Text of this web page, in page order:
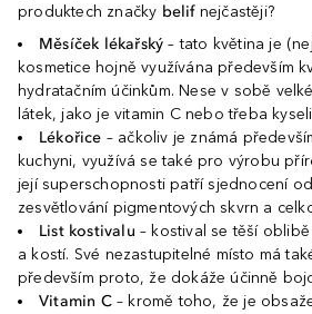
produktech značky belifnejčastěji?
Měsíček lékařský – tato květina je
kosmetice hojně využívána především
hydratačním účinkům. Nese v sobě
látek, jako je vitamin C nebo třeba
Lékořice – ačkoliv je známá
kuchyni, využívá se také pro výrobu
její superschopnosti patří sjednocení
zesvětlování pigmentových skvrn a
List kostivalu – kostival se těší
a kostí. Své nezastupitelné místo má
především proto, že dokáže účinně
Vitamin C– kromě toho, že je